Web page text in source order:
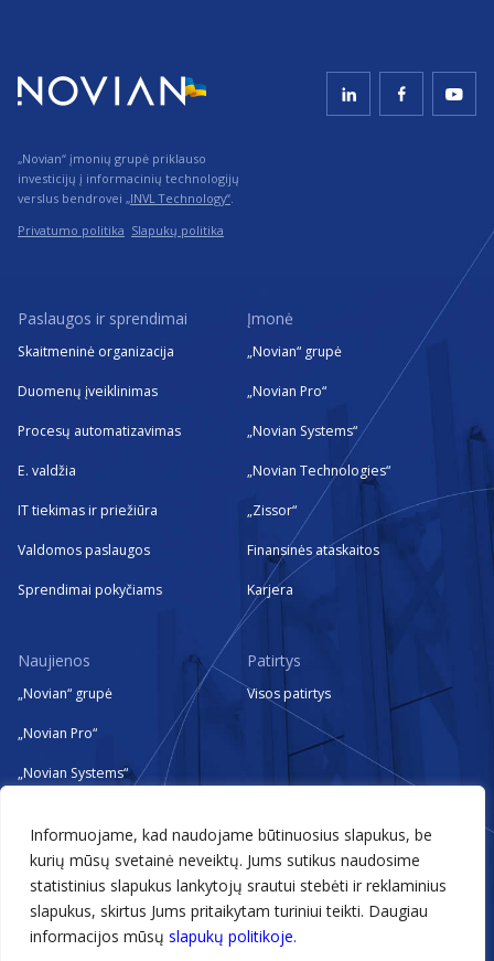
Informuojame, kad naudojame būtinuosius slapukus, be
kurių mūsų svetainė neveiktų. Jums sutikus naudosime
statistinius slapukus lankytojų srautui stebėti ir reklaminius
slapukus, skirtus Jums pritaikytam turiniui teikti. Daugiau
informacijos mūsų slapukų politikoje.
„Novian“ įmonių grupė priklauso
investicijų į informacinių technologijų
verslus bendrovei „INVL Technology“.
Privatumo politika Slapukų politika
Paslaugos ir sprendimai
Skaitmeninė organizacija
Duomenų įveiklinimas
Procesų automatizavimas
E. valdžia
IT tiekimas ir priežiūra
Valdomos paslaugos
Sprendimai pokyčiams
Įmonė
„Novian“ grupė
„Novian Pro“
„Novian Systems“
„Novian Technologies“
„Zissor“
Finansinės ataskaitos
Karjera
Naujienos
„Novian“ grupė
„Novian Pro“
„Novian Systems“
„Zissor“
Renginiai
Patirtys
Visos patirtys